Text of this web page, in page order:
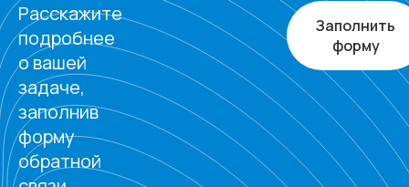
Расскажите
подробнее
о вашей
задаче,
заполнив
форму
обратной
Заполнить
форму